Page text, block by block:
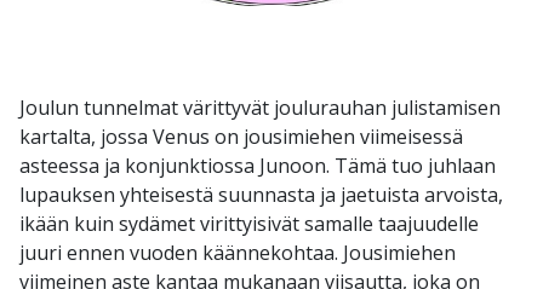
Joulun tunnelmat värittyvät joulurauhan julistamisen
kartalta, jossa Venus on jousimiehen viimeisessä
asteessa ja konjunktiossa Junoon. Tämä tuo juhlaan
lupauksen yhteisestä suunnasta ja jaetuista arvoista,
ikään kuin sydämet virittyisivät samalle taajuudelle
juuri ennen vuoden käännekohtaa. Jousimiehen
viimeinen aste kantaa mukanaan viisautta, joka on